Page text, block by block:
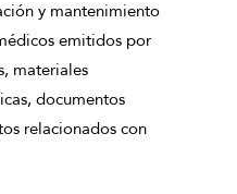
y mantenimiento
emitidos por
materiales
documentos
relacionados con